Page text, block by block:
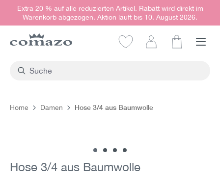
springen
Extra 20 % auf alle reduzierten Artikel. Rabatt wird direkt im
Warenkorb abgezogen. Aktion läuft bis 10. August 2026.
Home Damen Hose 3/4 aus Baumwolle
Hose 3/4 aus Baumwolle